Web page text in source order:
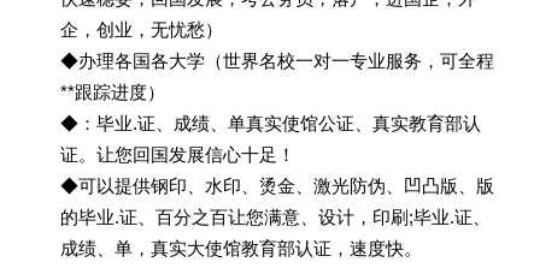
企，创业，无忧愁）
◆办理各国各大学（世界名校一对一专业服务，可全程
**跟踪进度）
◆：毕业.证、成绩、单真实使馆公证、真实教育部认
证。让您回国发展信心十足！
◆可以提供钢印、水印、烫金、激光防伪、凹凸版、版
的毕业.证、百分之百让您满意、设计，印刷;毕业.证、
成绩、单，真实大使馆教育部认证，速度快。